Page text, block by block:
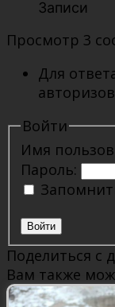
Записи
Просмотр 3
Для
Войти
Имя
Пароль:
Войти
Поделиться с
Вам также